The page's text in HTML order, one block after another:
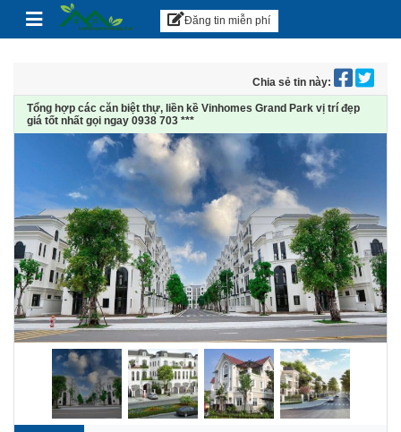
Skip to content Căn hộ Sài Gòn
Đăng tin miễn phí
Chia sẻ tin này:
Tổng hợp các căn biệt thự, liền kề Vinhomes Grand Park vị trí đẹp
giá tốt nhất gọi ngay 0938 703 ***